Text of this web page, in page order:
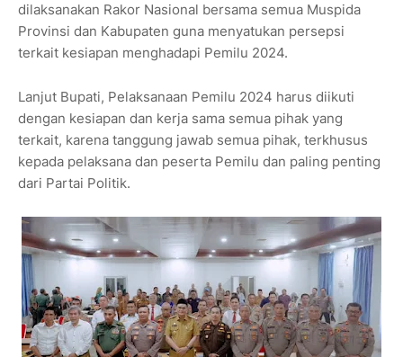
dilaksanakan Rakor Nasional bersama semua Muspida
Provinsi dan Kabupaten guna menyatukan persepsi
terkait kesiapan menghadapi Pemilu 2024.
Lanjut Bupati, Pelaksanaan Pemilu 2024 harus diikuti
dengan kesiapan dan kerja sama semua pihak yang
terkait, karena tanggung jawab semua pihak, terkhusus
kepada pelaksana dan peserta Pemilu dan paling penting
dari Partai Politik.